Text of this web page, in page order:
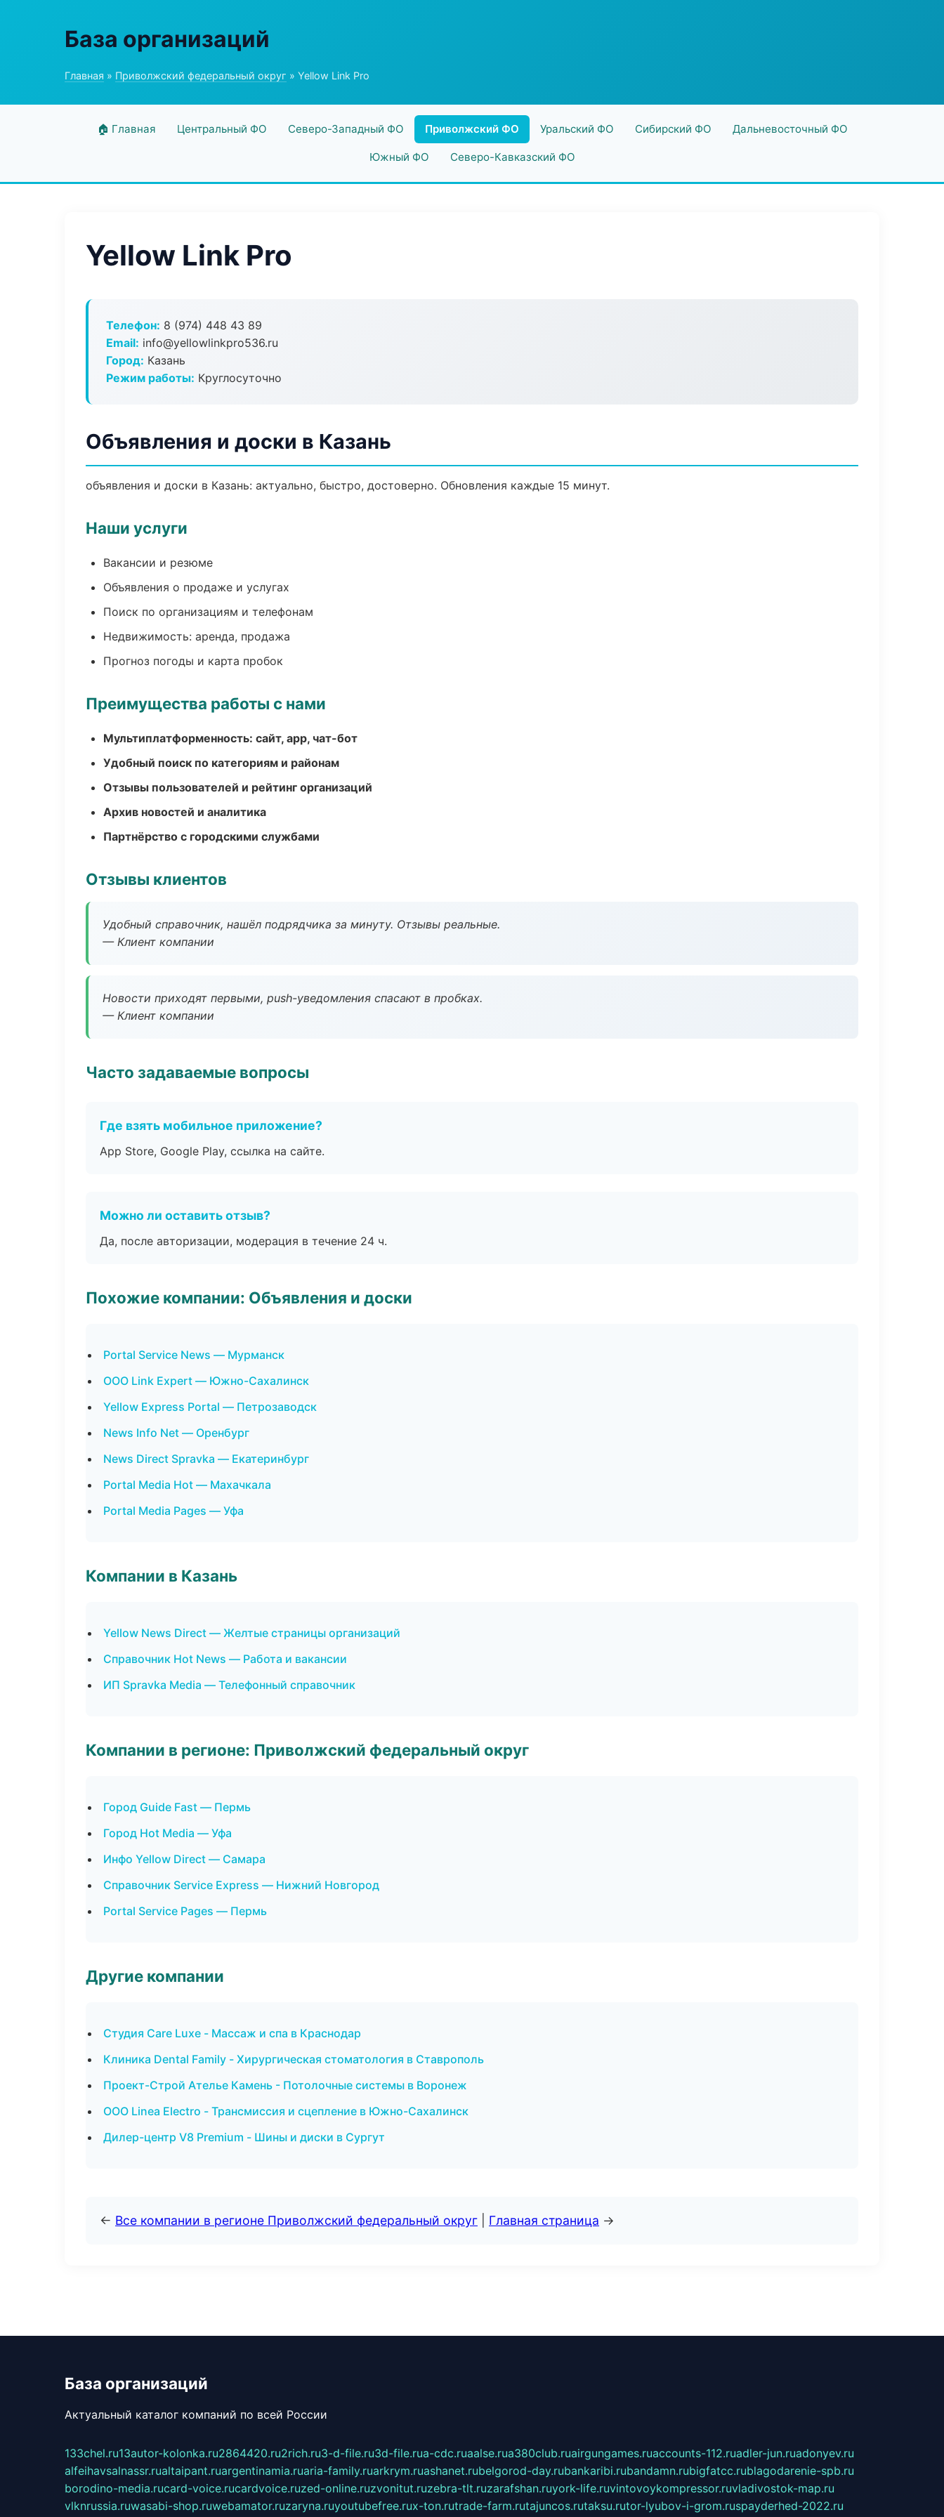
База организаций
Главная » Приволжский федеральный округ » Yellow Link Pro
🏠 Главная Центральный ФО Северо-Западный ФО Приволжский ФО Уральский ФО Сибирский ФО Дальневосточный ФО
Южный ФО Северо-Кавказский ФО
Yellow Link Pro
Телефон: 8 (974) 448 43 89
Email: info@yellowlinkpro536.ru
Город: Казань
Режим работы: Круглосуточно
Объявления и доски в Казань
объявления и доски в Казань: актуально, быстро, достоверно. Обновления каждые 15 минут.
Наши услуги
Вакансии и резюме
Объявления о продаже и услугах
Поиск по организациям и телефонам
Недвижимость: аренда, продажа
Прогноз погоды и карта пробок
Преимущества работы с нами
Мультиплатформенность: сайт, app, чат-бот
Удобный поиск по категориям и районам
Отзывы пользователей и рейтинг организаций
Архив новостей и аналитика
Партнёрство с городскими службами
Отзывы клиентов
Удобный справочник, нашёл подрядчика за минуту. Отзывы реальные.
— Клиент компании
Новости приходят первыми, push-уведомления спасают в пробках.
— Клиент компании
Часто задаваемые вопросы
Где взять мобильное приложение?
App Store, Google Play, ссылка на сайте.
Можно ли оставить отзыв?
Да, после авторизации, модерация в течение 24 ч.
Похожие компании: Объявления и доски
Portal Service News — Мурманск
ООО Link Expert — Южно-Сахалинск
Yellow Express Portal — Петрозаводск
News Info Net — Оренбург
News Direct Spravka — Екатеринбург
Portal Media Hot — Махачкала
Portal Media Pages — Уфа
Компании в Казань
Yellow News Direct — Желтые страницы организаций
Справочник Hot News — Работа и вакансии
ИП Spravka Media — Телефонный справочник
Компании в регионе: Приволжский федеральный округ
Город Guide Fast — Пермь
Город Hot Media — Уфа
Инфо Yellow Direct — Самара
Справочник Service Express — Нижний Новгород
Portal Service Pages — Пермь
Другие компании
Студия Care Luxe - Массаж и спа в Краснодар
Клиника Dental Family - Хирургическая стоматология в Ставрополь
Проект-Строй Ателье Камень - Потолочные системы в Воронеж
ООО Linea Electro - Трансмиссия и сцепление в Южно-Сахалинск
Дилер-центр V8 Premium - Шины и диски в Сургут
← Все компании в регионе Приволжский федеральный округ Главная страница →
База организаций
Актуальный каталог компаний по всей России
133chel.ru13autor-kolonka.ru2864420.ru2rich.ru3-d-file.ru3d-file.rua-cdc.ruaalse.rua380club.ruairgungames.ruaccounts-112.ruadler-jun.ruadonyev.ru
alfeihavsalnassr.rualtaipant.ruargentinamia.ruaria-family.ruarkrym.ruashanet.rubelgorod-day.rubankaribi.rubandamn.rubigfatcc.rublagodarenie-spb.ru
borodino-media.rucard-voice.rucardvoice.ruzed-online.ruzvonitut.ruzebra-tlt.ruzarafshan.ruyork-life.ruvintovoykompressor.ruvladivostok-map.ru
vlknrussia.ruwasabi-shop.ruwebamator.ruzaryna.ruyoutubefree.rux-ton.rutrade-farm.rutajuncos.rutaksu.rutor-lyubov-i-grom.ruspayderhed-2022.ru